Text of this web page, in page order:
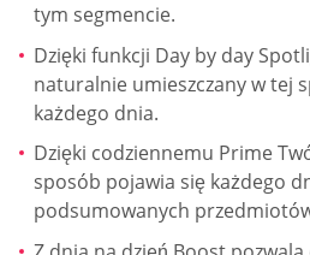
tym segmencie.
Dzięki funkcji Day by day
naturalnie umieszczany w tej
każdego dnia.
Dzięki codziennemu Prime
sposób pojawia się każdego
podsumowanych